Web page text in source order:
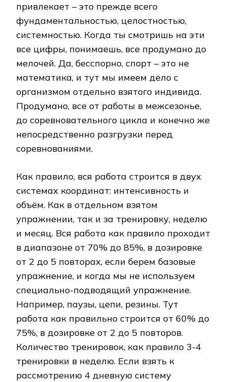
привлекает – это прежде всего
фундаментальностью, целостностью,
системностью. Когда ты смотришь на эти
все цифры, понимаешь, все продумано до
мелочей. Да, бесспорно, спорт – это не
математика, и тут мы имеем дело с
организмом отдельно взятого индивида.
Продумано, все от работы в межсезонье,
до соревновательного цикла и конечно же
непосредственно разгрузки перед
соревнованиями.
Как правило, вся работа строится в двух
системах координат: интенсивность и
объём. Как в отдельном взятом
упражнении, так и за тренировку, неделю
и месяц. Вся работа как правило проходит
в диапазоне от 70% до 85%, в дозировке
от 2 до 5 повторах, если берем базовые
упражнение, и когда мы не используем
специально-подводящий упражнение.
Например, паузы, цепи, резины. Тут
работа как правильно строится от 60% до
75%, в дозировке от 2 до 5 повторов.
Количество тренировок, как правило 3-4
тренировки в неделю. Если взять к
рассмотрению 4 дневную систему